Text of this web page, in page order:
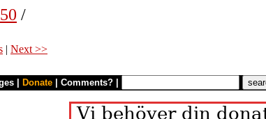
/
| Next >>
Donate Comments?